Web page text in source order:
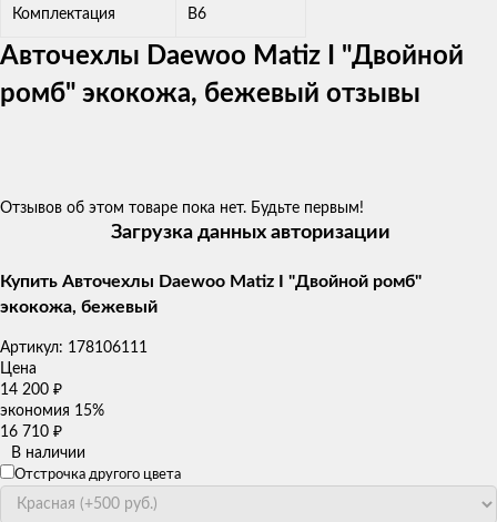
Комплектация В6
Авточехлы Daewoo Matiz I "Двойной
ромб" экокожа, бежевый отзывы
Отзывов об этом товаре пока нет. Будьте первым!
Загрузка данных авторизации
Купить Авточехлы Daewoo Matiz I "Двойной ромб"
экокожа, бежевый
Артикул: 178106111
Цена
14 200 ₽
экономия 15%
16 710 ₽
В наличии
Отстрочка другого цвета